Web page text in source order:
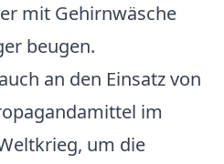
mit Gehirnwäsche
beugen.
an den Einsatz von
im
um die